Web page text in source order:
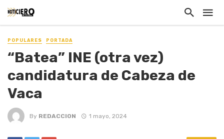
POPULARES PORTADA
“Batea” INE (otra vez)
candidatura de Cabeza de
Vaca
By REDACCION 1 mayo, 2024